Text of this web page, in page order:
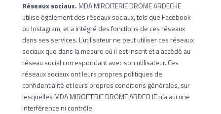
Réseaux sociaux.MDA MIROITERIE DROME ARDECHE
utilise également des réseaux sociaux, tels que Facebook
ou Instagram, et a intégré des fonctions de ces réseaux
dans ses services. L’utilisateur ne peut utiliser ces réseaux
sociaux que dans la mesure où il est inscrit et a accédé au
réseau social correspondant avec son utilisateur. Ces
réseaux sociaux ont leurs propres politiques de
confidentialité et leurs propres conditions générales, sur
lesquelles MDA MIROITERIE DROME ARDECHE n’a aucune
interférence ni contrôle.